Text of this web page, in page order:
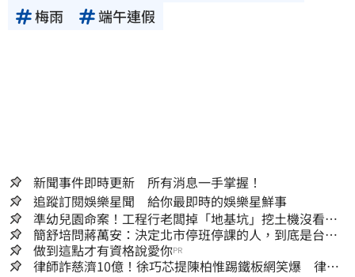
梅雨
端午連假
新聞事件即時更新 所有消息一手掌握！
追蹤訂閱娛樂星聞 給你最即時的娛樂星鮮事
準幼兒園命案！工程行老闆掉「地基坑」挖土機沒看
到…下土石活埋他
簡舒培問蔣萬安：決定北市停班停課的人，到底是台北
市長，還是氣象署？
做到這點才有資格說愛你PR
律師詐慈濟10億！徐巧芯提陳柏惟踢鐵板網笑爆 律師